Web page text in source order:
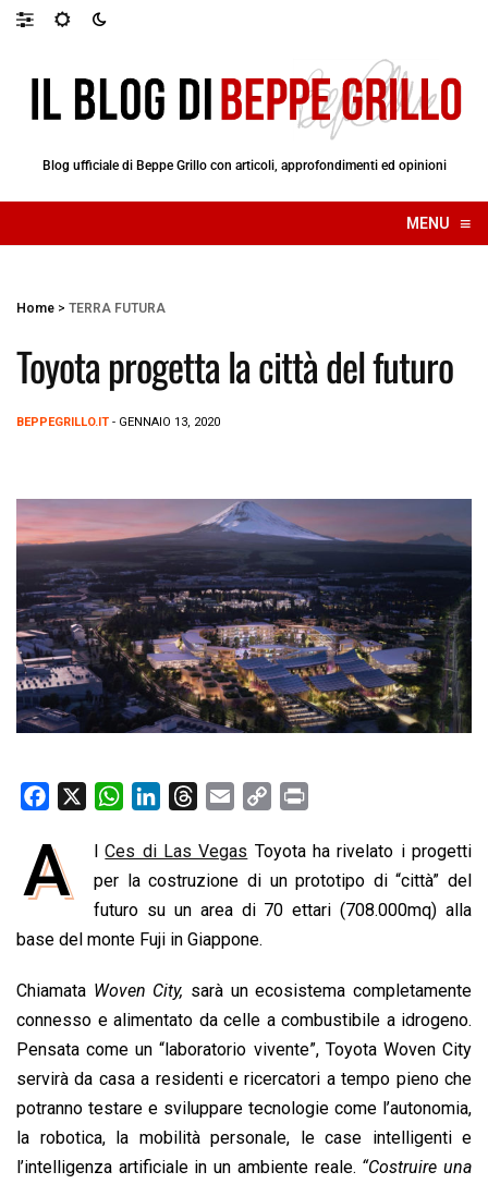
Blog ufficiale di Beppe Grillo con articoli, approfondimenti ed opinioni
MENU ≡
☰
Home > TERRA FUTURA
Toyota progetta la città del futuro
BEPPEGRILLO.IT - GENNAIO 13, 2020
c
e
o
k
W
a
s
A
p
n
k
e
d
n
r
e
a
d
a
i
p
y
L
k
n
t
A lCes di Las Vegas Toyota ha rivelato i progetti
per la costruzione di un prototipo di “città” del
futuro su un area di 70 ettari (708.000mq) alla
base del monte Fuji in Giappone.
Chiamata Woven City, sarà un ecosistema completamente
connesso e alimentato da celle a combustibile a idrogeno.
Pensata come un “laboratorio vivente”, Toyota Woven City
servirà da casa a residenti e ricercatori a tempo pieno che
potranno testare e sviluppare tecnologie come l’autonomia,
la robotica, la mobilità personale, le case intelligenti e
l’intelligenza artificiale in un ambiente reale. “Costruire una